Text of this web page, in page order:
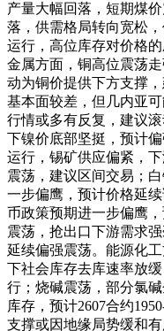
产量大幅回落，短期煤
落，供需格局转向宽松
运行，高位库存对价格
金属方面，铜高位震荡
动为铜价提供下方支撑
基本面较差，但几内亚
行情或多有反复，建议
下镍价底部坚挺，预计
运行，锡矿供应偏紧，
震荡，建议区间交易；
一步偏鹰，预计价格延
币政策预期进一步偏鹰
震荡，抢出口下游需求
延续偏强震荡。能源化
下社会库存去库速率放缓
行；烧碱震荡，部分氯
库存，预计2607合约
支撑或因地缘局势缓和